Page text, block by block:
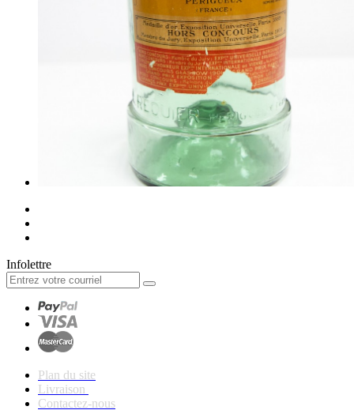
Infolettre
Plan du site
Livraison
Contactez-nous